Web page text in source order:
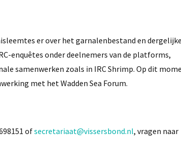
er over het garnalenbestand en dergelijke
enquêtes onder deelnemers van de platforms,
samenwerken zoals in IRC Shrimp. Op dit
met het Wadden Sea Forum.
ofsecretariaat@vissersbond.nl, vragen naar